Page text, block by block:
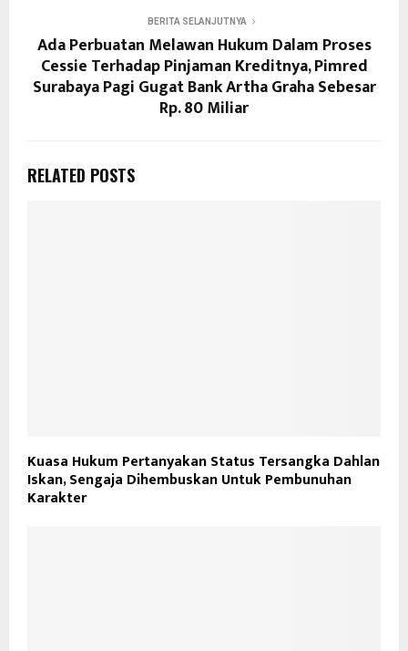
BERITA SELANJUTNYA
Ada Perbuatan Melawan Hukum Dalam Proses
Cessie Terhadap Pinjaman Kreditnya, Pimred
Surabaya Pagi Gugat Bank Artha Graha Sebesar
Rp. 80 Miliar
RELATED POSTS
Kuasa Hukum Pertanyakan Status Tersangka Dahlan
Iskan, Sengaja Dihembuskan Untuk Pembunuhan
Karakter